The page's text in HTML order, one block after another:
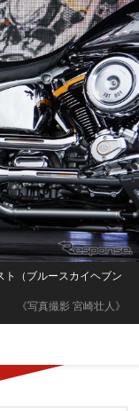
《写真撮影 宮崎壮人》
ト（ブルースカイヘブン